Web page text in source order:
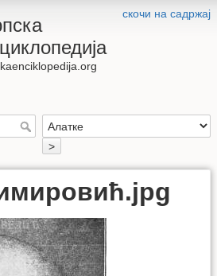
скочи на садржај
>